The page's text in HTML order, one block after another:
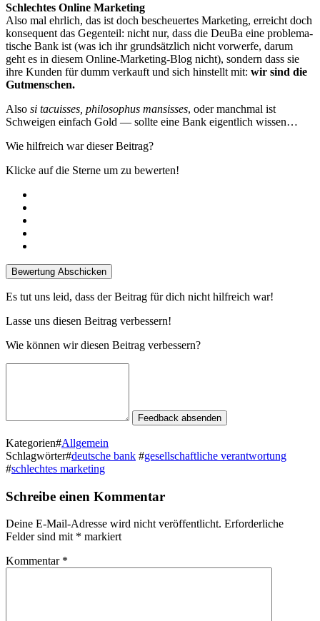
Schlecht­es Online Marketing
Also mal ehrlich, das ist doch bescheuertes Mar­ket­ing, erre­icht doch
kon­se­quent das Gegen­teil: nicht nur, dass die Deu­Ba eine prob­lema­
tis­che Bank ist (was ich ihr grund­sät­zlich nicht vor­w­erfe, darum
geht es in diesem Online-Mar­ket­ing-Blog nicht), son­dern dass sie
ihre Kun­den für dumm verkauft und sich hin­stellt mit: wir sind die
Gutmenschen.
Also si tacuiss­es, philoso­phus man­siss­es, oder manch­mal ist
Schweigen ein­fach Gold — sollte eine Bank eigentlich wissen…
Wie hil­fre­ich war dieser Beitrag?
Klicke auf die Sterne um zu bewerten!
Bewertung Abschicken
Es tut uns leid, dass der Beitrag für dich nicht hil­fre­ich war!
Lasse uns diesen Beitrag verbessern!
Wie kön­nen wir diesen Beitrag verbessern?
Feedback absenden
Kategorien#Allgemein
Schlagwörter#deutsche bank #gesellschaftliche verantwortung
#schlechtes marketing
Schreibe einen Kommentar
Deine E-Mail-Adresse wird nicht veröffentlicht. Erforderliche
Felder sind mit * markiert
Kommentar *